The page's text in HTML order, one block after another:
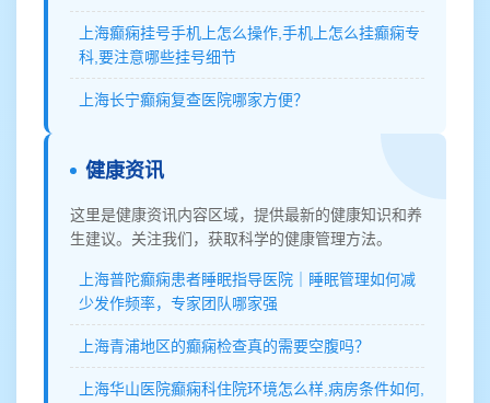
上海癫痫挂号手机上怎么操作,手机上怎么挂癫痫专
科,要注意哪些挂号细节
上海长宁癫痫复查医院哪家方便？
健康资讯
这里是健康资讯内容区域，提供最新的健康知识和养
生建议。关注我们，获取科学的健康管理方法。
上海普陀癫痫患者睡眠指导医院｜睡眠管理如何减
少发作频率，专家团队哪家强
上海青浦地区的癫痫检查真的需要空腹吗？
上海华山医院癫痫科住院环境怎么样,病房条件如何,